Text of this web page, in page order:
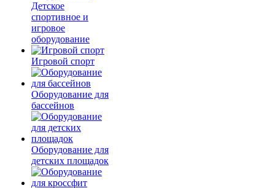
Детское
спортивное и
игровое
оборудование
Игровой спорт
Оборудование для
бассейнов
Оборудование для
детских площадок